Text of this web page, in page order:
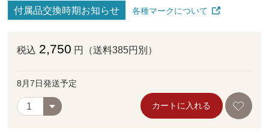
付属品交換時期お知らせ 各種マークについて
税込 2,750 円（送料385円別）
8月7日発送予定
カートに入れる